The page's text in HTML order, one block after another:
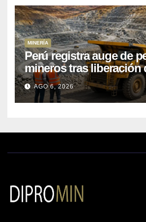
MINERÍA
Perú registra auge de
mineros tras liberación
de mil concesiones
cobre y oro
AGO 6, 2026